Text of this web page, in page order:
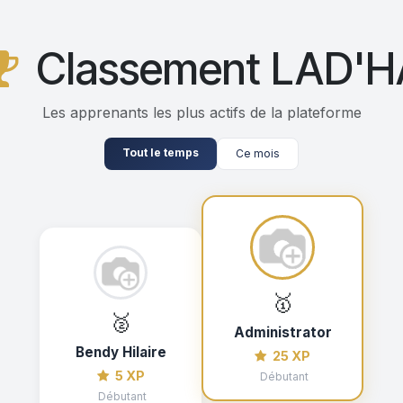
Classement
Les apprenants les plus actifs de la plateforme
Tout le temps Ce mois
🥇
Administrator
25 XP
Débutant
🥈
Bendy Hilaire
5 XP
Débutant